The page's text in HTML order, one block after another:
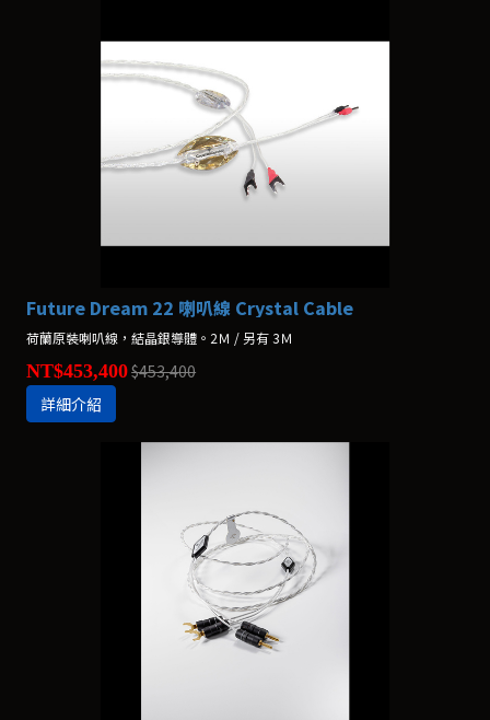
Future Dream 22 喇叭線 Crystal Cable
荷蘭原裝喇叭線，結晶銀導體。2Ｍ / 另有 3Ｍ
NT$453,400$453,400
詳細介紹